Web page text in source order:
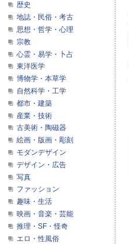
歴史
地誌・民俗・考古
思想・哲学・心理
宗教
心霊・易学・卜占
東洋医学
博物学・本草学
自然科学・工学
都市・建築
産業・技術
古美術・陶磁器
絵画・版画・彫刻
モダンデザイン
デザイン・広告
写真
ファッション
趣味・生活
映画・音楽・芸能
推理・SF・怪奇
エロ・性風俗